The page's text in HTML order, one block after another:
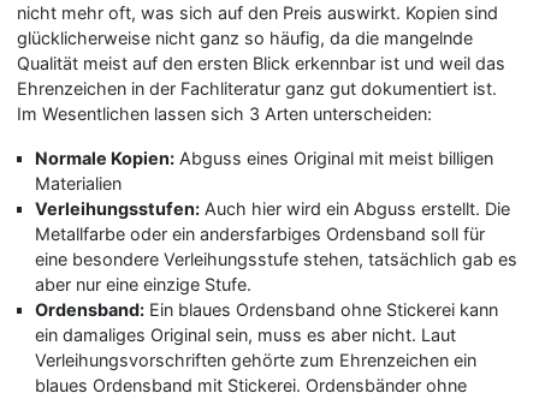
nicht mehr oft, was sich auf den Preis auswirkt. Kopien sind
glücklicherweise nicht ganz so häufig, da die mangelnde
Qualität meist auf den ersten Blick erkennbar ist und weil das
Ehrenzeichen in der Fachliteratur ganz gut dokumentiert ist.
Im Wesentlichen lassen sich 3 Arten unterscheiden:
Normale Kopien: Abguss eines Original mit meist billigen
Materialien
Verleihungsstufen: Auch hier wird ein Abguss erstellt. Die
Metallfarbe oder ein andersfarbiges Ordensband soll für
eine besondere Verleihungsstufe stehen, tatsächlich gab es
aber nur eine einzige Stufe.
Ordensband: Ein blaues Ordensband ohne Stickerei kann
ein damaliges Original sein, muss es aber nicht. Laut
Verleihungsvorschriften gehörte zum Ehrenzeichen ein
blaues Ordensband mit Stickerei. Ordensbänder ohne